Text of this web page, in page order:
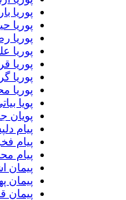
پوریا بارجینی
پوریا حیدری
پوریا رضایی
پوریا علی
پوریا قربانی
پوریا گرامی
پوریا محمدی
پویا بیاتی
پویان جناتی
پیام دلپسند
پیام فخری
پیام
پیمان
پیمان پهلوان
پیمان قنادی